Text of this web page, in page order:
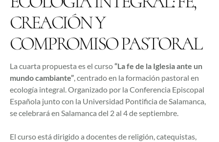
CREACIÓN Y
COMPROMISO PASTORAL
La cuarta propuesta es el curso“La fe de la Iglesia ante un
mundo cambiante”, centrado en la formación pastoral en
ecología integral. Organizado por la Conferencia Episcopal
Española junto con la Universidad Pontificia de Salamanca,
se celebrará en Salamanca del 2 al 4 de septiembre.
El curso está dirigido a docentes de religión, catequistas,